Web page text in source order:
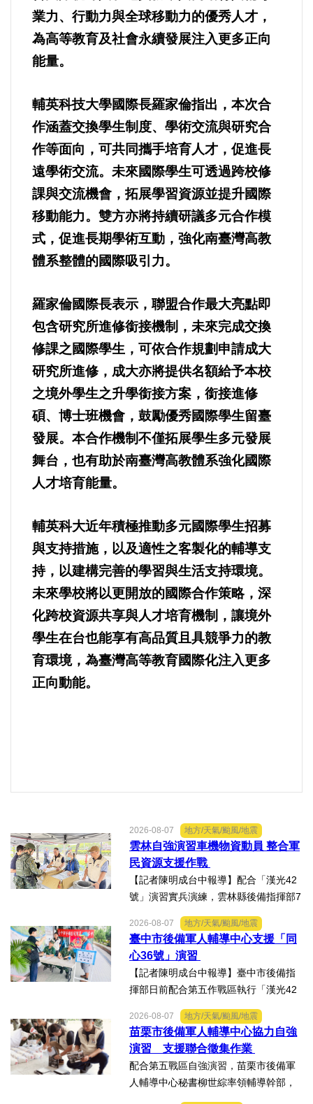
自然/地理/景觀/地球
都市發展與都市建設
財務金融/稅制改革
選舉/民調
觀光旅遊
生物科技
發明/專利
文化資產/文物保護
旅館/民宿
好人好事/人物介紹
業力、行動力與全球移動力的優秀人才，
為高等教育及社會永續發展注入更多正向
能量。
輔英科技大學國際長羅家倫指出，本次合
作涵蓋交換學生制度、學術交流與研究合
作等面向，可共同攜手培育人才，促進長
遠學術交流。未來國際學生可透過跨校修
課與交流機會，拓展學習資源並提升國際
移動能力。雙方亦將持續研議多元合作模
式，促進長期學術互動，強化南臺灣高教
體系整體的國際吸引力。
羅家倫國際長表示，聯盟合作最大亮點即
包含研究所進修銜接機制，未來完成交換
修課之國際學生，可依合作規劃申請成大
研究所進修，成大亦將提供名額給予本校
之境外學生之升學銜接方案，銜接進修
碩、博士班機會，鼓勵優秀國際學生留臺
發展。本合作機制不僅拓展學生多元發展
舞台，也有助於南臺灣高教體系強化國際
人才培育能量。
輔英科大近年積極推動多元國際學生招募
與支持措施，以及適性之客製化的輔導支
持，以建構完善的學習與生活支持環境。
未來學校將以更開放的國際合作策略，深
化跨校資源共享與人才培育機制，讓境外
學生在台也能享有高品質且具競爭力的教
育環境，為臺灣高等教育國際化注入更多
正向動能。
2026-08-07 地方/天氣/颱風/地震
雲林自強演習車機物資動員 整合軍
民資源支援作戰
【記者陳明成台中報導】配合「漢光42
號」演習實兵演練，雲林縣後備指揮部7
物資動員暨軍事運輸及物資接收作業－
自強演習」。中部地區後備指揮部參謀
長張上校等人視導演練...
2026-08-07 地方/天氣/颱風/地震
臺中市後備軍人輔導中心支援「同
心36號」演習
【記者陳明成台中報導】臺中市後備指
揮部日前配合第五作戰區執行「漢光42
教育召集作業，臺中市外埔區、清水
區、大安區等後備軍人輔導中心全力投
入支援任務，設置服務台協助...
2026-08-07 地方/天氣/颱風/地震
苗栗市後備軍人輔導中心協力自強
演習 支援聯合徵集作業
配合第五戰區自強演習，苗栗市後備軍
人輔導中心秘書柳世綜率領輔導幹部，